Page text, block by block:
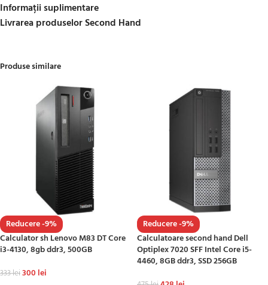
Informații suplimentare
Livrarea produselor Second Hand
Produse similare
Reducere -9%
Calculator sh Lenovo M83 DT Core
i3-4130, 8gb ddr3, 500GB
333lei300 lei
Reducere -9%
Calculatoare second hand Dell
Optiplex 7020 SFF Intel Core i5-
4460, 8GB ddr3, SSD 256GB